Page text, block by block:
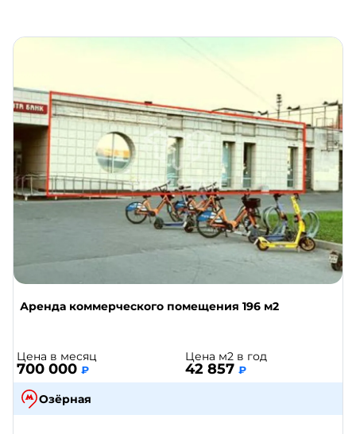
Аренда коммерческого помещения 196 м2
Цена в месяц
700 000 ₽
Цена м2 в год
42 857 ₽
Озёрная